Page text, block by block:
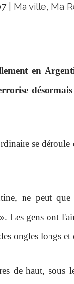
Ma ville, Ma
en
se déroule
ne peut que
Les gens ont
ongles longs
de haut, sous